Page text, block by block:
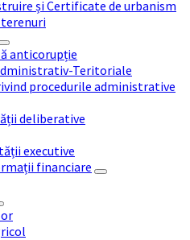
și Certificate de urbanism
terenuri
anticorupție
Teritoriale
procedurile administrative
deliberative
executive
financiare